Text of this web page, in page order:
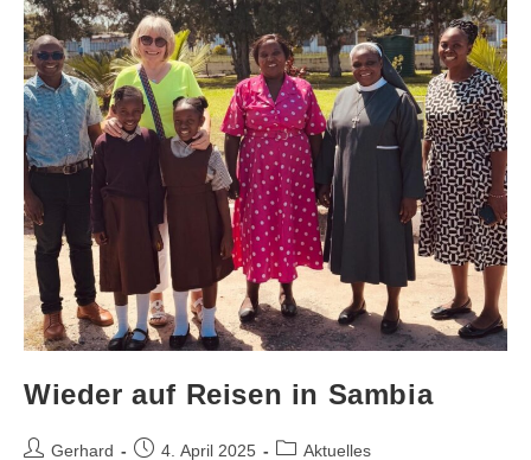
Wieder auf Reisen in Sambia
Gerhard 4. April 2025 Aktuelles